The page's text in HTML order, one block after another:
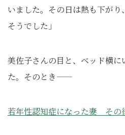
いました。その日は熱も下が
そうでした」
美佐子さんの目と、ベッド横に
た。そのとき――
若年性認知症になった妻 その